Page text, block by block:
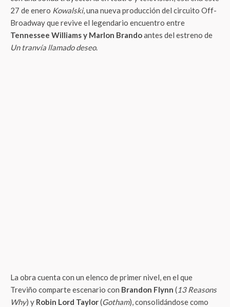
27 de enero Kowalski, una nueva producción del circuito Off-
Broadway que revive el legendario encuentro entre
Tennessee Williams y Marlon Brandoantes del estreno de
Un tranvía llamado deseo.
La obra cuenta con un elenco de primer nivel, en el que
Treviño comparte escenario con Brandon Flynn (13 Reasons
Why) y Robin Lord Taylor(Gotham), consolidándose como